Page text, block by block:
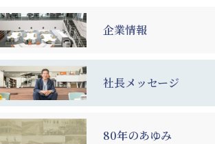
企業情報
社長メッセージ
80年のあゆみ